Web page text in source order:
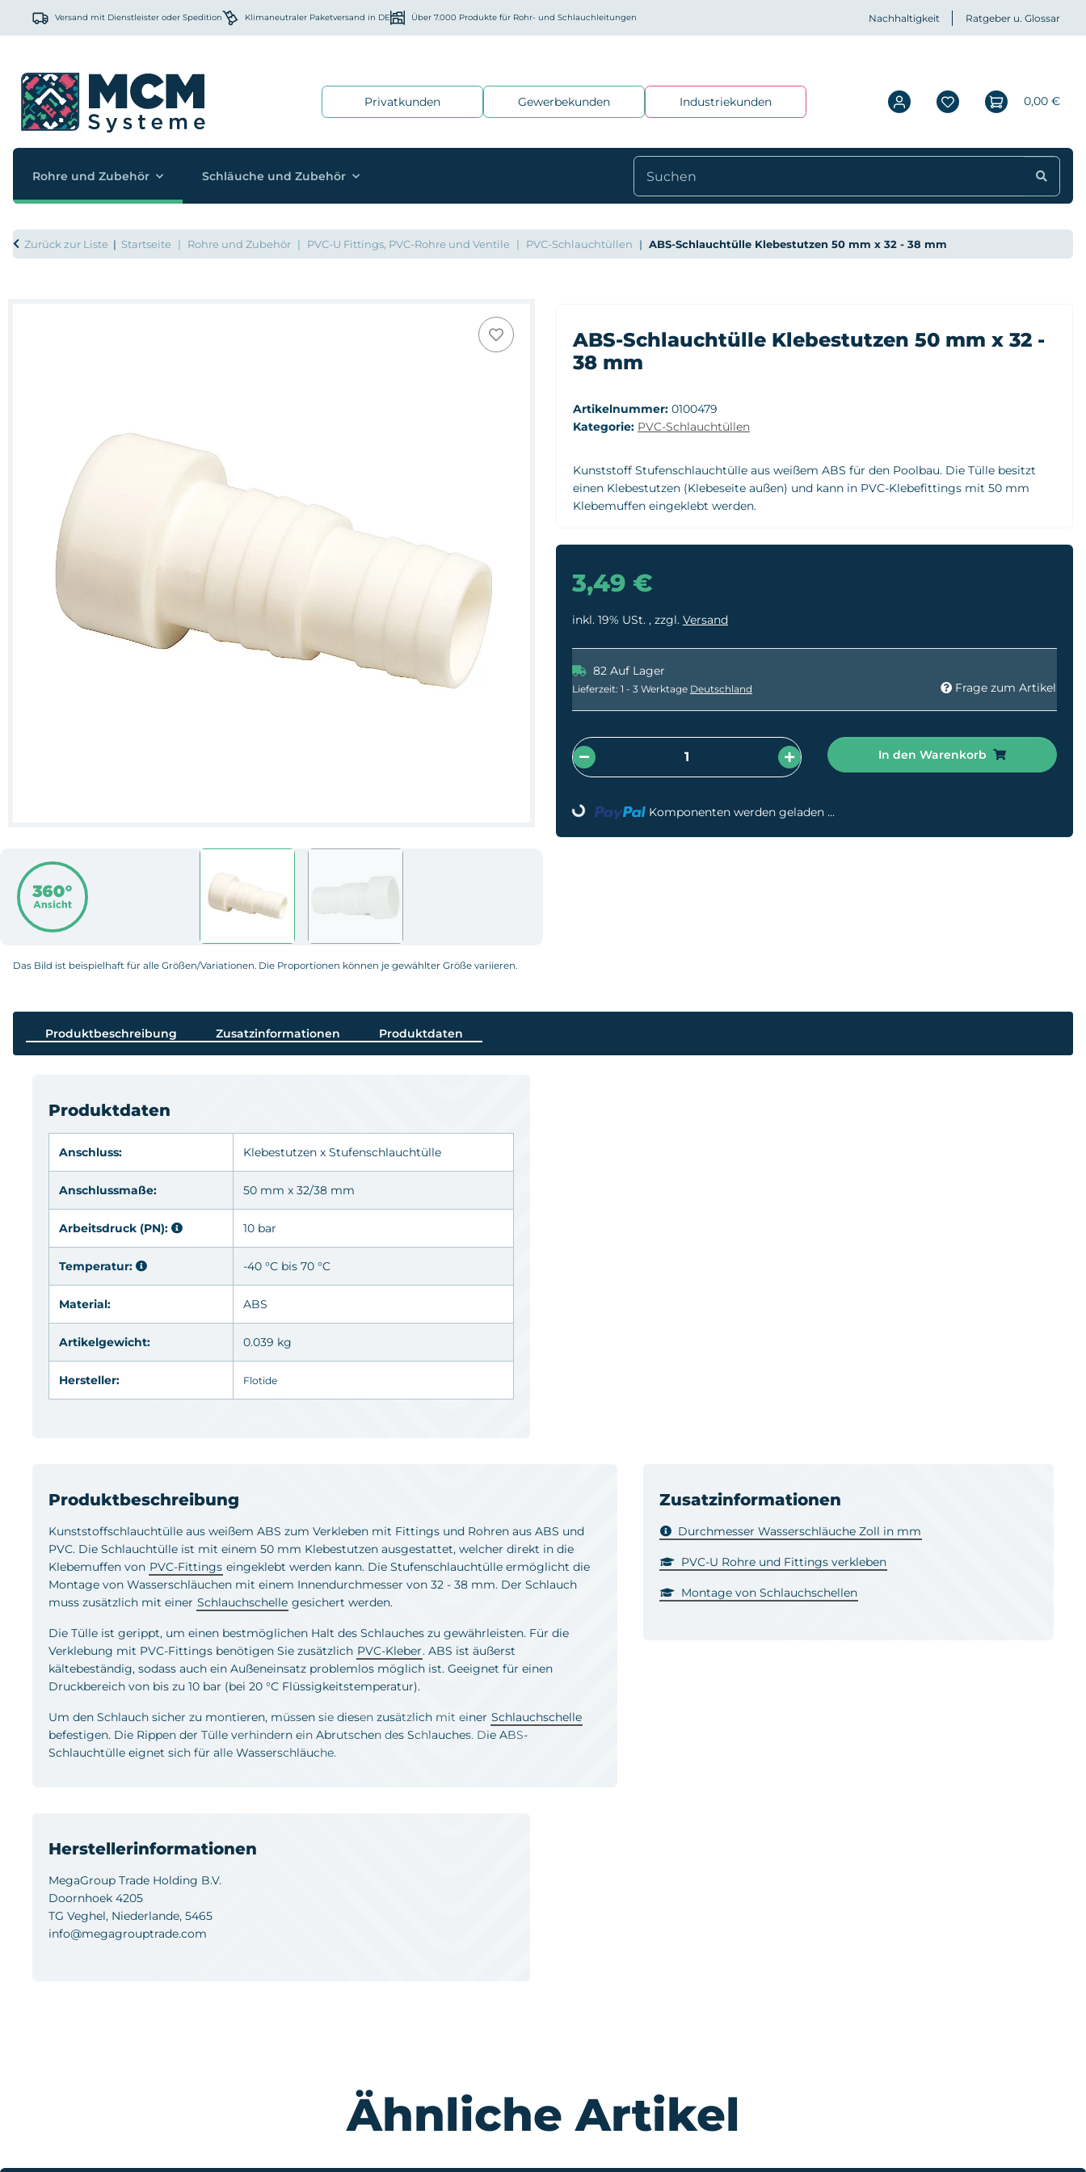
Versand mit Dienstleister oder Spedition Klimaneutraler Paketversand in DE Über 7.000 Produkte für Rohr- und Schlauchleitungen Nachhaltigkeit Ratgeber u. Glossar
Privatkunden Gewerbekunden Industriekunden 0,00 €
Rohre und Zubehör Schläuche und Zubehör
Zurück zur Liste Startseite Rohre und Zubehör PVC-U Fittings, PVC-Rohre und Ventile PVC-Schlauchtüllen ABS-Schlauchtülle Klebestutzen 50 mm x 32 - 38 mm
Das Bild ist beispielhaft für alle Größen/Variationen. Die Proportionen können je gewählter Größe variieren.
ABS-Schlauchtülle Klebestutzen 50 mm x 32 -
38 mm
Artikelnummer: 0100479
Kategorie: PVC-Schlauchtüllen
Kunststoff Stufenschlauchtülle aus weißem ABS für den Poolbau. Die Tülle besitzt
einen Klebestutzen (Klebeseite außen) und kann in PVC-Klebefittings mit 50 mm
Klebemuffen eingeklebt werden.
3,49 €
inkl. 19% USt. , zzgl. Versand
82 Auf Lager
Lieferzeit: 1 - 3 Werktage Deutschland Frage zum Artikel
In den Warenkorb
Loading... Komponenten werden geladen ...
Produktbeschreibung Zusatzinformationen Produktdaten
Produktbeschreibung
Kunststoffschlauchtülle aus weißem ABS zum Verkleben mit Fittings und Rohren aus ABS und
PVC. Die Schlauchtülle ist mit einem 50 mm Klebestutzen ausgestattet, welcher direkt in die
Klebemuffen von PVC-Fittings eingeklebt werden kann. Die Stufenschlauchtülle ermöglicht die
Montage von Wasserschläuchen mit einem Innendurchmesser von 32 - 38 mm. Der Schlauch
muss zusätzlich mit einer Schlauchschelle gesichert werden.
Die Tülle ist gerippt, um einen bestmöglichen Halt des Schlauches zu gewährleisten. Für die
Verklebung mit PVC-Fittings benötigen Sie zusätzlich PVC-Kleber. ABS ist äußerst
kältebeständig, sodass auch ein Außeneinsatz problemlos möglich ist. Geeignet für einen
Druckbereich von bis zu 10 bar (bei 20 °C Flüssigkeitstemperatur).
Um den Schlauch sicher zu montieren, müssen sie diesen zusätzlich mit einer Schlauchschelle
befestigen. Die Rippen der Tülle verhindern ein Abrutschen des Schlauches. Die ABS-
Schlauchtülle eignet sich für alle Wasserschläuche.
Zusatzinformationen
Durchmesser Wasserschläuche Zoll in mm
PVC-U Rohre und Fittings verkleben
Montage von Schlauchschellen
Herstellerinformationen
MegaGroup Trade Holding B.V.
Doornhoek 4205
TG Veghel, Niederlande, 5465
info@megagrouptrade.com
Produktdaten
Anschluss: Klebestutzen x Stufenschlauchtülle
Anschlussmaße: 50 mm x 32/38 mm
Arbeitsdruck (PN): 10 bar
Temperatur: -40 °C bis 70 °C
Material: ABS
Artikelgewicht: 0.039 kg
Hersteller: Flotide
Ähnliche Artikel